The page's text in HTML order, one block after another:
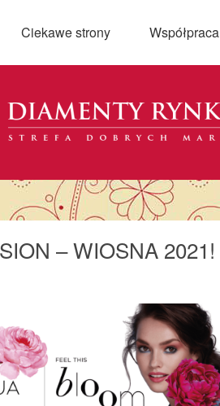
Ciekawe strony Współpraca
– WIOSNA 2021!